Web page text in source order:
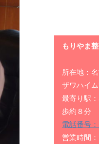
もりやま
所在地：
ザワハイ
最寄り駅
歩約８分
電話番号
営業時間